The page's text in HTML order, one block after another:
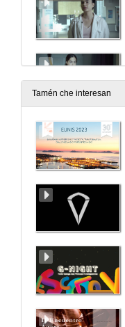
Tamén che interesan